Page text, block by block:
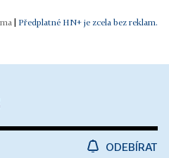
Předplatné HN+ je zcela bez reklam.
ODEBÍRAT